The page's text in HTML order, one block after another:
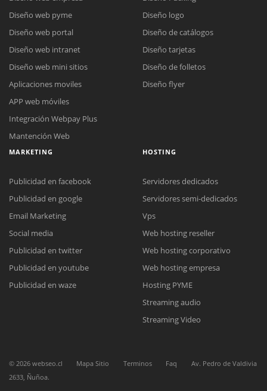
Reunión online
Nuestros ejecutivos le enviarán un correo electrónico con el enlace a
Meet para la reunión online.
Cotización
Chat Online
Todos nuestros ejecutivos están fuera de línea. Complete el formulario
Diseño web pyme
Diseño web portal
Diseño web intranet
Diseño web mini sitios
Aplicaciones moviles
APP web móviles
Integración Webpay Plus
Mantención Web
Diseño logo
Diseño de catálogos
Diseño tarjetas
Diseño de folletos
Diseño flyer
MARKETING
Publicidad en facebook
Publicidad en google
Email Marketing
Social media
Publicidad en twitter
Publicidad en youtube
Publicidad en waze
HOSTING
Servidores dedicados
Servidores semi-dedicados
Vps
Web hosting reseller
Web hosting corporativo
Web hosting empresa
Hosting PYME
Streaming audio
Streaming Video
© 2026 webseo.cl Mapa Sitio Terminos Faq
Av. Pedro de Valdivia
2633, Ñuñoa.